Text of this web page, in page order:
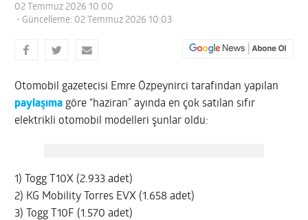
02 Temmuz 2026 10:00
- Güncelleme: 02 Temmuz 2026 10:03
Otomobil gazetecisi Emre Özpeynirci tarafından yapılan
paylaşıma göre “haziran” ayında en çok satılan sıfır
elektrikli otomobil modelleri şunlar oldu:
1) Togg T10X (2.933 adet)
2) KG Mobility Torres EVX (1.658 adet)
3) Togg T10F (1.570 adet)